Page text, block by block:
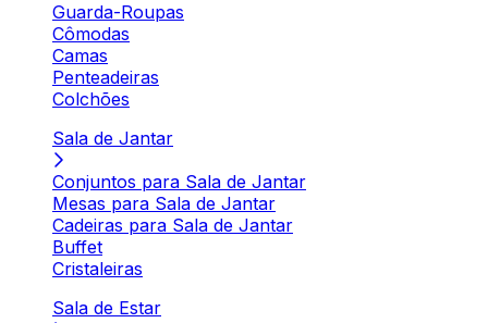
Guarda-Roupas
Cômodas
Camas
Penteadeiras
Colchões
Sala de Jantar
Conjuntos para Sala de Jantar
Mesas para Sala de Jantar
Cadeiras para Sala de Jantar
Buffet
Cristaleiras
Sala de Estar